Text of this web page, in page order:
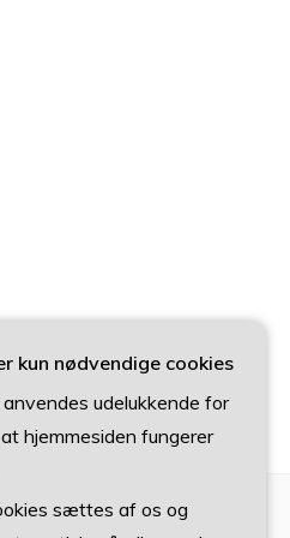
kun nødvendige cookies
udelukkende for
hjemmesiden fungerer
sættes af os og